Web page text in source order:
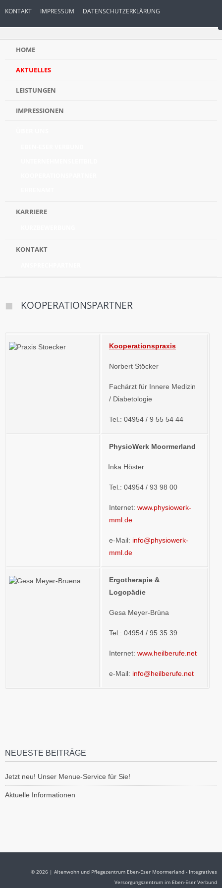
KONTAKT IMPRESSUM DATENSCHUTZERKLÄRUNG
HOME
AKTUELLES
LEISTUNGEN
IMPRESSIONEN
KARRIERE
KONTAKT
KOOPERATIONSPARTNER
Kooperationspraxis
Norbert Stöcker
Fachärzt für Innere Medizin
/ Diabetologie
Tel.: 04954 / 9 55 54 44
PhysioWerk Moormerland
Inka Höster
Tel.: 04954 / 93 98 00
Internet: www.physiowerk-
mml.de
e-Mail: info@physiowerk-
mml.de
Ergotherapie &
Logopädie
Gesa Meyer-Brüna
Tel.: 04954 / 95 35 39
Internet: www.heilberufe.net
e-Mail: info@heilberufe.net
NEUESTE BEITRÄGE
Jetzt neu! Unser Menue-Service für Sie!
Aktuelle Informationen
© 2026 | Altenwohn und Pflegezentrum Eben-Eser Moormerland - Integratives
Versorgungszentrum im Eben-Eser Verbund